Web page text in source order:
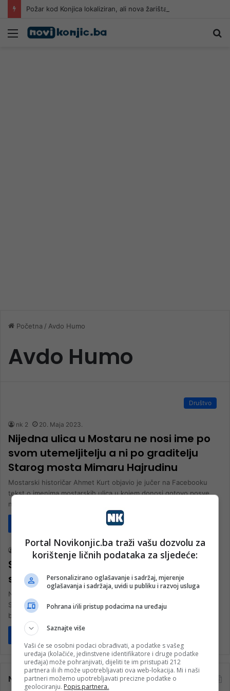
Meni
Početna / Avdo Humo
Avdo Humo
Društvo
nk 2 20. Maja 2023.
Nijedna ulica u Mostaru ne nosi ime po
svom utemeljitelju a ni po graditelju
Starog mosta Mimaru Hajrudinu
Mostarski historičar Ahmet Kurt objavio je jučer na Facebooku
tekst o imenima mostarskih ulica u kojem donosi gotovo posve
nevjerovatne…
4. Marta 2023.
Senadin Lavić: Ka demokratiji u Bosni 21.
stoljeća
Na republikanskoj liniji Bosne – polazeći od ZAVNOBiH-a … Piše:
Senadin LavićU zaglušujućoj halabuci diletantskog opserviranja
bosanstva i mizernog nipodaštavajućeg…
Pročitaj više
Najčitanije
Portal Novikonjic.ba traži vašu dozvolu za
korištenje ličnih podataka za sljedeće:
Personalizirano oglašavanje i sadržaj, mjerenje
oglašavanja i sadržaja, uvidi u publiku i razvoj usluga
Pohrana i/ili pristup podacima na uređaju
Saznajte više
Vaši će se osobni podaci obrađivati, a podatke s vašeg
uređaja (kolačiće, jedinstvene identifikatore i druge podatke
uređaja) može pohranjivati, dijeliti te im pristupati 212
partnera ili ih može upotrebljavati ova web-lokacija. Mi i naši
partneri možemo upotrebljavati precizne podatke o
geolociranju. Popis partnera.